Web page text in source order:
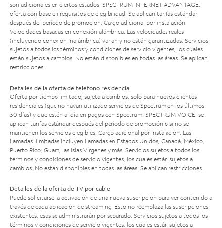
son adicionales en ciertos estados. SPECTRUM INTERNET ADVANTAGE:
oferta con base en requisitos de elegibilidad. Se aplican tarifas estándar
después del período de promoción. Cargo adicional por instalación.
Velocidades basadas en conexión alámbrica. Las velocidades reales
(incluyendo conexión inalámbrica) varían y no están garantizadas. Servicios
sujetos a todos los términos y condiciones de servicio vigentes, los cuales
están sujetos a cambios. No están disponibles en todas las áreas. Se aplican
restricciones.
Detalles de la oferta de teléfono residencial
Oferta por tiempo limitado; sujeta a cambios; solo para nuevos clientes
residenciales (que no hayan utilizado servicios de Spectrum en los últimos
30 días) y que estén al día en pagos con Spectrum. SPECTRUM VOICE: se
aplican tarifas estándar después del período de promoción o si no se
mantienen los servicios elegibles. Cargo adicional por instalación. Las
llamadas ilimitadas incluyen llamadas en Estados Unidos, Canadá, México,
Puerto Rico, Guam, las Islas Vírgenes y más. Servicios sujetos a todos los
términos y condiciones de servicio vigentes, los cuales están sujetos a
cambios. No están disponibles en todas las áreas. Se aplican restricciones.
Detalles de la oferta de TV por cable
Puede solicitarse la activación de una nueva suscripción para ver contenido a
través de cada aplicación de streaming. Esto no reemplaza las suscripciones
existentes; esas se administrarán por separado. Servicios sujetos a todos los
términos y condiciones de servicio vigentes, los cuales están sujetos a